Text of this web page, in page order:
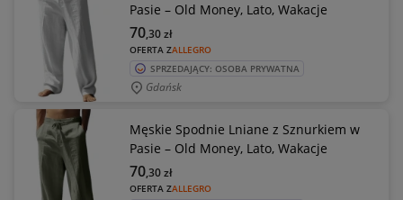
Pasie – Old Money, Lato, Wakacje
OFERTA ZALLEGRO
70,30zł
SPRZEDAJĄCY: OSOBA PRYWATNA
Gdańsk
Męskie Spodnie Lniane z Sznurkiem w
Pasie – Old Money, Lato, Wakacje
OFERTA ZALLEGRO
70,30zł